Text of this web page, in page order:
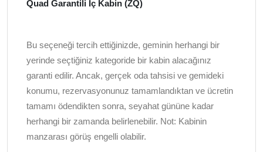
Quad Garantili İç Kabin (ZQ)
Bu seçeneği tercih ettiğinizde, geminin herhangi bir
yerinde seçtiğiniz kategoride bir kabin alacağınız
garanti edilir. Ancak, gerçek oda tahsisi ve gemideki
konumu, rezervasyonunuz tamamlandıktan ve ücretin
tamamı ödendikten sonra, seyahat gününe kadar
herhangi bir zamanda belirlenebilir. Not: Kabinin
manzarası görüş engelli olabilir.